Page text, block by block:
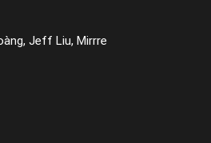
Jeff Liu, Mirrre